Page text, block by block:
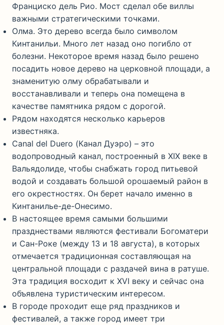
Франциско дель Рио. Мост сделал обе виллы
важными стратегическими точками.
Олма. Это дерево всегда было символом
Кинтанильи. Много лет назад оно погибло от
болезни. Некоторое время назад было решено
посадить новое дерево на церковной площади, а
знаменитую олму обрабатывали и
восстанавливали и теперь она помещена в
качестве памятника рядом с дорогой.
Рядом находятся несколько карьеров
известняка.
Canal del Duero (Канал Дуэро) – это
водопроводный канал, построенный в XIX веке в
Вальядолиде, чтобы снабжать город питьевой
водой и создавать большой орошаемый район в
его окрестностях. Он берет начало именно в
Кинтанилье-де-Онесимо.
В настоящее время самыми большими
празднествами являются фестивали Богоматери
и Сан-Роке (между 13 и 18 августа), в которых
отмечается традиционная составляющая на
центральной площади с раздачей вина в ратуше.
Эта традиция восходит к XVI веку и сейчас она
объявлена туристическим интересом.
В городе проходит еще ряд праздников и
фестивалей, а также город имеет три